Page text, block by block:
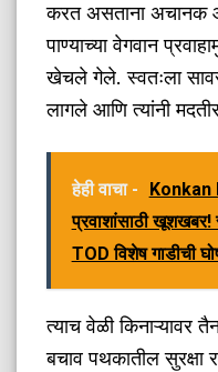
करत असताना अचानक
पाण्याच्या वेगवान
खेचले गेले. स्वतःला
लागले आणि त्यांनी
हेही वाचा -
Konkan
प्रवाशांसाठी खूशखबर!
TOD विशेष गाडीची
​त्याच वेळी किनाऱ्यावर
बचाव पथकातील सुरक्षा